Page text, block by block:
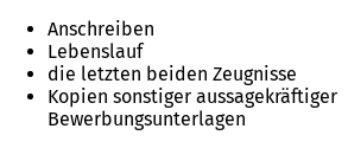
Anschreiben
Lebenslauf
die letzten beiden Zeugnisse
Kopien sonstiger aussagekräftiger
Bewerbungsunterlagen